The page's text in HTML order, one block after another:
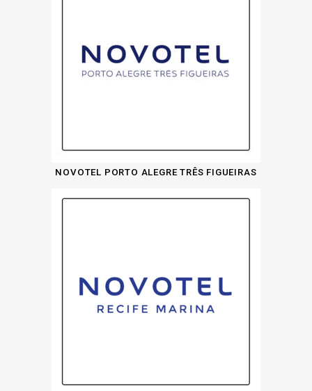
NOVOTEL PORTO ALEGRE TRÊS FIGUEIRAS